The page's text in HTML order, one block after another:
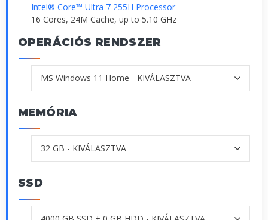
Intel® Core™ Ultra 7 255H Processor
16 Cores, 24M Cache, up to 5.10 GHz
OPERÁCIÓS RENDSZER
MEMÓRIA
SSD